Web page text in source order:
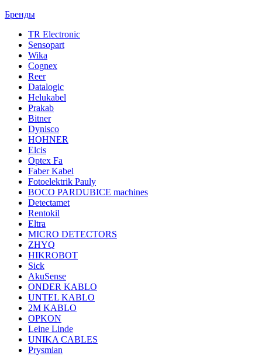
Бренды
TR Electronic
Sensopart
Wika
Cognex
Reer
Datalogic
Helukabel
Prakab
Bitner
Dynisco
HOHNER
Elcis
Optex Fa
Faber Kabel
Fotoelektrik Pauly
BOCO PARDUBICE machines
Detectamet
Rentokil
Eltra
MICRO DETECTORS
ZHYQ
HIKROBOT
Sick
AkuSense
ONDER KABLO
UNTEL KABLO
2M KABLO
OPKON
Leine Linde
UNIKA CABLES
Prysmian